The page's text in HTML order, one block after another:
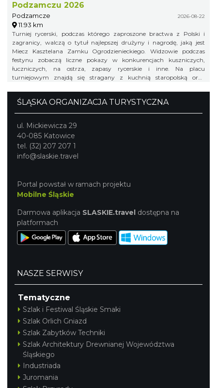
Podzamczu 2026
Podzamcze 2026-08-22
11.93 km
Turniej rycerski, podczas którego zaproszone bractwa z Polski i
zagranicy, walczą o tytuł najlepszej drużyny i nagrodę, jaką jest
Miecz Kasztelana Zamku Ogrodzienieckiego. Widzowie podczas
festynu zobaczą liczne pokazy w konkurencjach kuszniczych,
łuczniczych, na ostrza, zapasy rycerskie i inne. Na placu
turniejowym znajdą się stragany z kuchnią staropolską oraz
ŚLĄSKA ORGANIZACJA TURYSTYCZNA
ul. Mickiewicza 29
40-085 Katowice
tel. (32) 207 207 1
info@slaskie.travel
Portal powstał w ramach projektu
Mobilne Śląskie
Darmowa aplikacja SLASKIE.travel dostępna na
platformach
NASZE SERWISY
Tematyczne
Szlak i Festiwal Śląskie Smaki
Szlak Orlich Gniazd
Szlak Zabytków Techniki
Szlak Architektury Drewnianej Województwa
Śląskiego
Industriada
Juromania